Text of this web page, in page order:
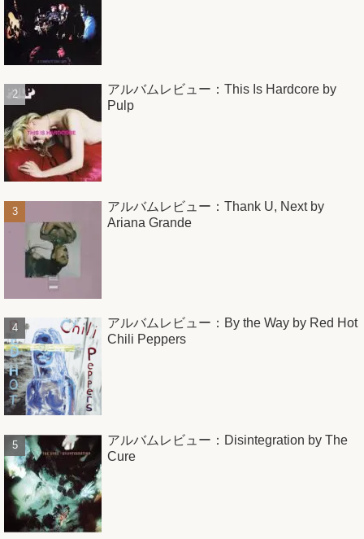
アルバムレビュー：This Is Hardcore by
Pulp
アルバムレビュー：Thank U, Next by
Ariana Grande
アルバムレビュー：By the Way by Red Hot
Chili Peppers
アルバムレビュー：Disintegration by The
Cure